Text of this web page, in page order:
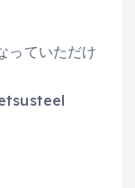
っていただけ